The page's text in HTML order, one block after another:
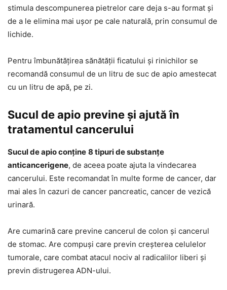
stimula descompunerea pietrelor care deja s-au format și
de a le elimina mai ușor pe cale naturală, prin consumul de
lichide.
Pentru îmbunătățirea sănătății ficatului și rinichilor se
recomandă consumul de un litru de suc de apio amestecat
cu un litru de apă, pe zi.
Sucul de apio previne și ajută în
tratamentul cancerului
Sucul de apio conține 8 tipuri de substanțe
anticancerigene, de aceea poate ajuta la vindecarea
cancerului. Este recomandat în multe forme de cancer, dar
mai ales în cazuri de cancer pancreatic, cancer de vezică
urinară.
Are cumarină care previne cancerul de colon și cancerul
de stomac. Are compuși care previn creșterea celulelor
tumorale, care combat atacul nociv al radicalilor liberi și
previn distrugerea ADN-ului.